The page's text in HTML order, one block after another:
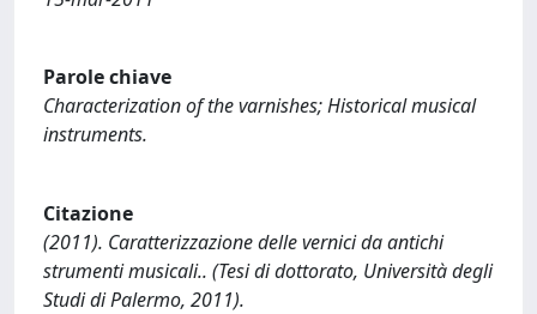
Parole chiave
Characterization of the varnishes; Historical musical
instruments.
Citazione
(2011). Caratterizzazione delle vernici da antichi
strumenti musicali.. (Tesi di dottorato, Università degli
Studi di Palermo, 2011).